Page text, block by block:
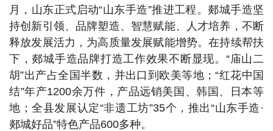
月，山东正式启动“山东手造”推进工程。郯城手造坚
持创新引领、品牌塑造、智慧赋能、人才培养，不断
释放发展活力，为高质量发展赋能增势。在持续帮扶
下，郯城手造品牌打造工作效果不断显现。“庙山二
胡”出产占全国半数，并出口到欧美等地；“红花中国
结”年产1200余万件，产品远销美国、韩国、日本等
地；全县发展认定“非遗工坊”35个，推出“山东手造·
郯城好品”特色产品600多种。